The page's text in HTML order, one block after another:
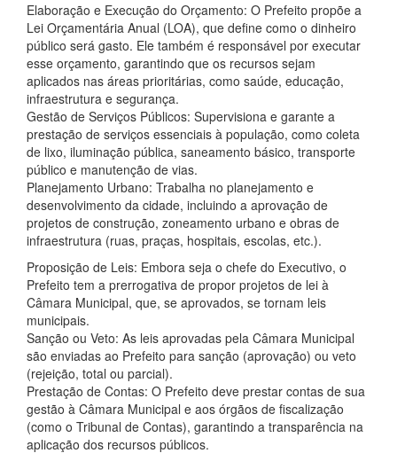
Elaboração e Execução do Orçamento: O Prefeito propõe a
Lei Orçamentária Anual (LOA), que define como o dinheiro
público será gasto. Ele também é responsável por executar
esse orçamento, garantindo que os recursos sejam
aplicados nas áreas prioritárias, como saúde, educação,
infraestrutura e segurança.
Gestão de Serviços Públicos: Supervisiona e garante a
prestação de serviços essenciais à população, como coleta
de lixo, iluminação pública, saneamento básico, transporte
público e manutenção de vias.
Planejamento Urbano: Trabalha no planejamento e
desenvolvimento da cidade, incluindo a aprovação de
projetos de construção, zoneamento urbano e obras de
infraestrutura (ruas, praças, hospitais, escolas, etc.).
Proposição de Leis: Embora seja o chefe do Executivo, o
Prefeito tem a prerrogativa de propor projetos de lei à
Câmara Municipal, que, se aprovados, se tornam leis
municipais.
Sanção ou Veto: As leis aprovadas pela Câmara Municipal
são enviadas ao Prefeito para sanção (aprovação) ou veto
(rejeição, total ou parcial).
Prestação de Contas: O Prefeito deve prestar contas de sua
gestão à Câmara Municipal e aos órgãos de fiscalização
(como o Tribunal de Contas), garantindo a transparência na
aplicação dos recursos públicos.